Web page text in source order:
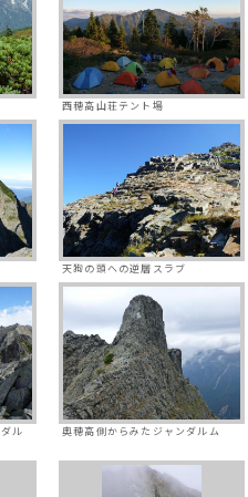
西穂高山荘テント場
天狗の頭への逆層スラブ
ル
奥穂高側からみたジャンダルム